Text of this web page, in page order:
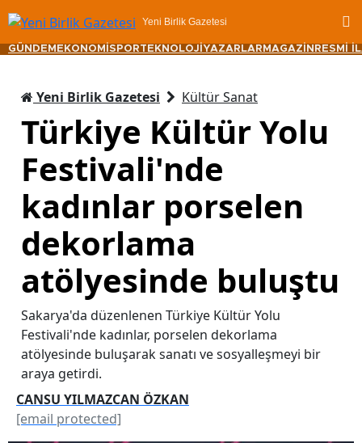
Yeni Birlik Gazetesi
GÜNDEM EKONOMİ SPORTEKNOLOJİ YAZARLAR MAGAZİN RESMİ
Yeni Birlik Gazetesi Kültür Sanat
Türkiye Kültür Yolu
Festivali'nde
kadınlar porselen
dekorlama
atölyesinde buluştu
Sakarya'da düzenlenen Türkiye Kültür Yolu
Festivali'nde kadınlar, porselen dekorlama
atölyesinde buluşarak sanatı ve sosyalleşmeyi bir
araya getirdi.
CANSU YILMAZCAN ÖZKAN
[email protected]